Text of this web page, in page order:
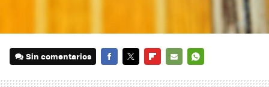
Sin comentarios